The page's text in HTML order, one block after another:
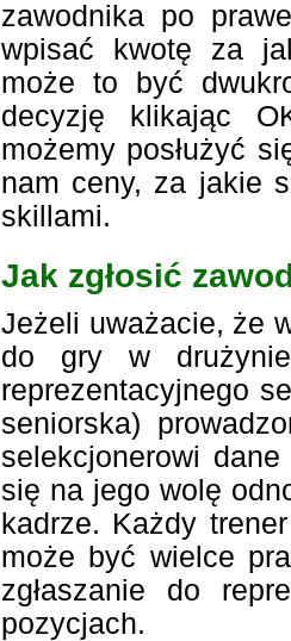
zawodnika po
wpisać kwotę za
może to być
decyzję klikając
możemy posłużyć
nam ceny, za jakie
skillami.
Jak zgłosić
Jeżeli uważacie, że
do gry w
reprezentacyjnego
seniorska)
selekcjonerowi
się na jego wolę
kadrze. Każdy
może być wielce
zgłaszanie do
pozycjach.